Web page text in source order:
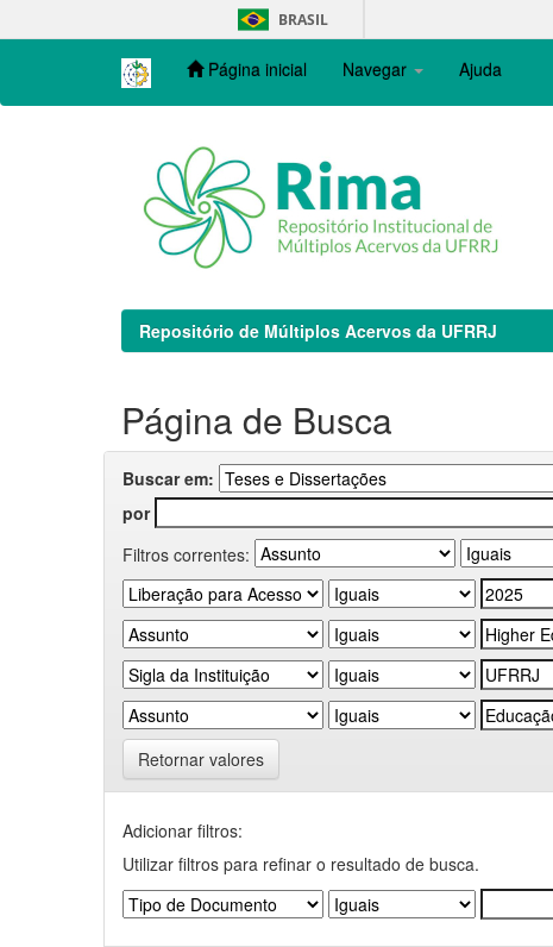
navigation
BRASIL
Página inicial Navegar Ajuda
Repositório de Múltiplos Acervos da UFRRJ
Página de Busca
Buscar em:
por
Filtros correntes:
Retornar valores
Adicionar filtros:
Utilizar filtros para refinar o resultado de busca.